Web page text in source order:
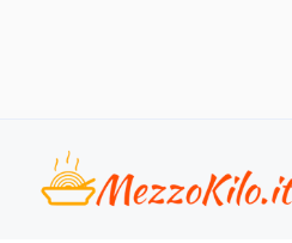
contenuto